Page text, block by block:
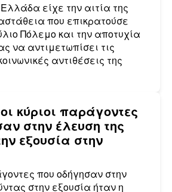
είχε την αιτία της
που επικρατούσε
Πόλεμο και την αποτυχία
να αντιμετωπίσει τις
αντιθέσεις της
κύριοι παράγοντες
στην έλευση της
εξουσία στην
που οδήγησαν στην
στην εξουσία ήταν η